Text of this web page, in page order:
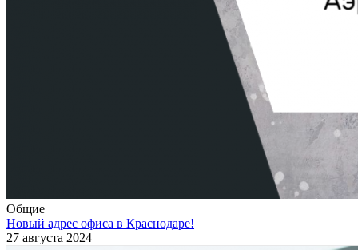
Общие
Новый адрес офиса в Краснодаре!
27 августа 2024